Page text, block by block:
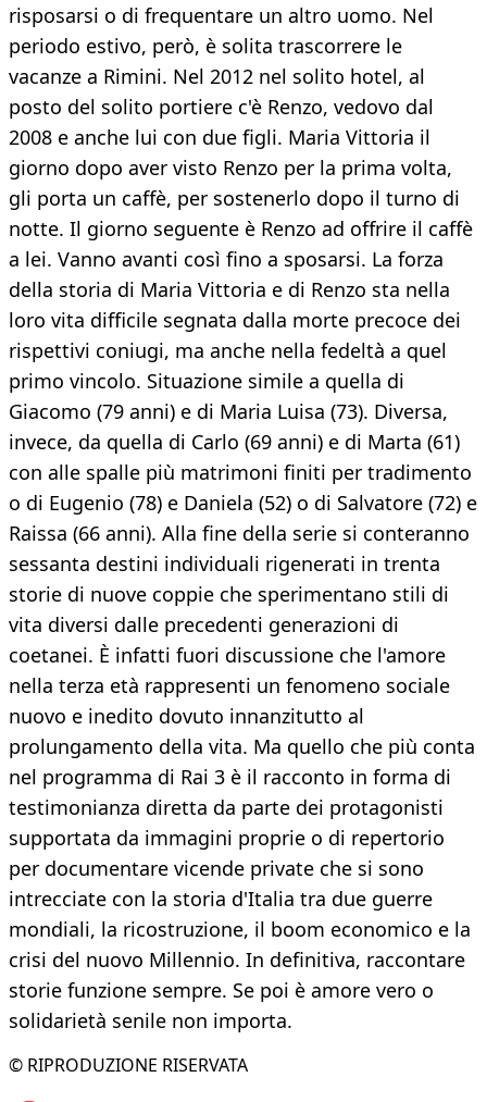
risposarsi o di frequentare un altro uomo. Nel
periodo estivo, però, è solita trascorrere le
vacanze a Rimini. Nel 2012 nel solito hotel, al
posto del solito portiere c'è Renzo, vedovo dal
2008 e anche lui con due figli. Maria Vittoria il
giorno dopo aver visto Renzo per la prima volta,
gli porta un caffè, per sostenerlo dopo il turno di
notte. Il giorno seguente è Renzo ad offrire il caffè
a lei. Vanno avanti così fino a sposarsi. La forza
della storia di Maria Vittoria e di Renzo sta nella
loro vita difficile segnata dalla morte precoce dei
rispettivi coniugi, ma anche nella fedeltà a quel
primo vincolo. Situazione simile a quella di
Giacomo (79 anni) e di Maria Luisa (73). Diversa,
invece, da quella di Carlo (69 anni) e di Marta (61)
con alle spalle più matrimoni finiti per tradimento
o di Eugenio (78) e Daniela (52) o di Salvatore (72) e
Raissa (66 anni). Alla fine della serie si conteranno
sessanta destini individuali rigenerati in trenta
storie di nuove coppie che sperimentano stili di
vita diversi dalle precedenti generazioni di
coetanei. È infatti fuori discussione che l'amore
nella terza età rappresenti un fenomeno sociale
nuovo e inedito dovuto innanzitutto al
prolungamento della vita. Ma quello che più conta
nel programma di Rai 3 è il racconto in forma di
testimonianza diretta da parte dei protagonisti
supportata da immagini proprie o di repertorio
per documentare vicende private che si sono
intrecciate con la storia d'Italia tra due guerre
mondiali, la ricostruzione, il boom economico e la
crisi del nuovo Millennio. In definitiva, raccontare
storie funzione sempre. Se poi è amore vero o
solidarietà senile non importa.
© RIPRODUZIONE RISERVATA